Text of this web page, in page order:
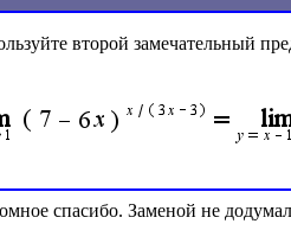
второй замечательный